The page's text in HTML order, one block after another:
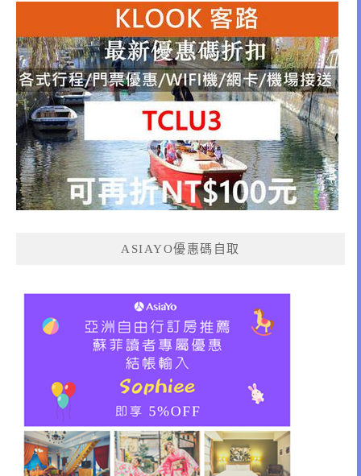
ASIAYO優惠碼自取